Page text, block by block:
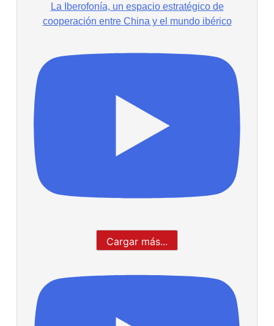
La Iberofonía, un espacio estratégico de
cooperación entre China y el mundo ibérico
Cargar más...